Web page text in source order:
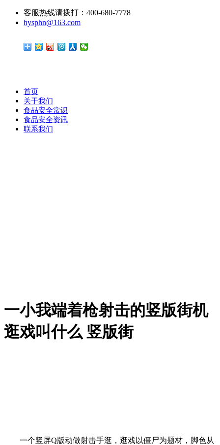
客服热线请拨打：400-680-7778
hysphn@163.com
首页
关于我们
食品安全常识
食品安全资讯
联系我们
一小我端着枪射击的竖版街机
逛戏叫什么 竖版街
一个竖屏Q版动做射击手逛，逛戏以僵尸为题材，脚色从